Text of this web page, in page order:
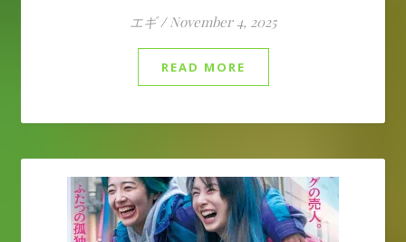
エギ / November 4, 2025
READ MORE